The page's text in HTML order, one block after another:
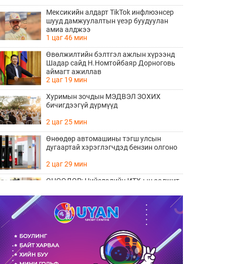
Мексикийн алдарт TikTok инфлюэнсер
шууд дамжуулалтын үеэр буудуулан
амиа алджээ
1 цаг 46 мин
Өвөлжилтийн бэлтгэл ажлын хүрээнд
Шадар сайд Н.Номтойбаяр Дорноговь
аймагт ажиллав
2 цаг 19 мин
Хуримын зочдын МЭДВЭЛ ЗОХИХ
бичигдээгүй дүрмүүд
2 цаг 25 мин
Өнөөдөр автомашины тэгш улсын
дугаартай хэрэглэгчдэд бензин олгоно
2 цаг 29 мин
ӨНӨӨДӨР: Нийслэлийн ИТХ-ын ээлжит
2 цаг 49 мин
Улаанбаатарт 29 градус дулаан байна
2 цаг 57 мин